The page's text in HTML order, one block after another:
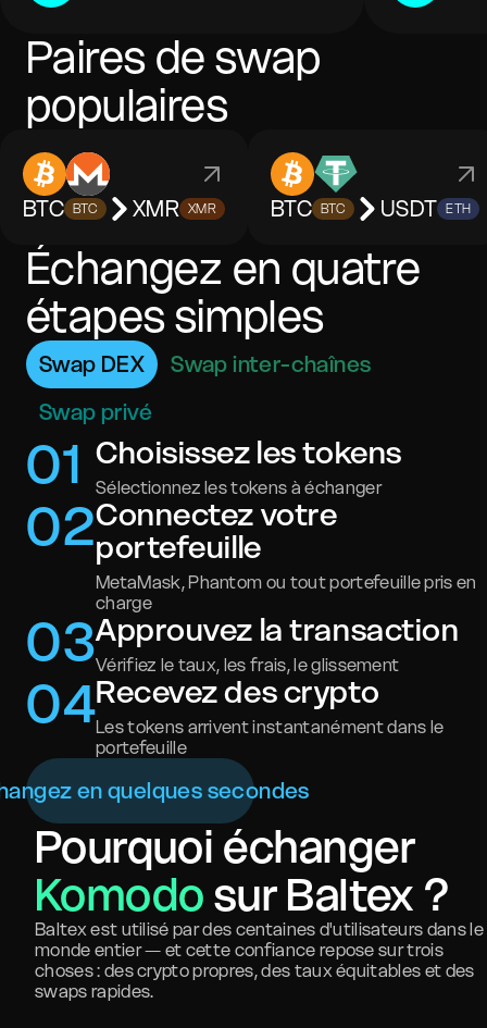
Paires de swap
populaires
BTC BTC XMR XMR BTC BTC USDT ETH
Échangez en quatre
étapes simples
Swap DEX
Swap inter-chaînes
Swap privé
01 Choisissez les tokens
Sélectionnez les tokens à échanger
02Connectez votre
portefeuille
MetaMask, Phantom ou tout portefeuille pris en
charge
03Approuvez la transaction
Vérifiez le taux, les frais, le glissement
04Recevez des crypto
Les tokens arrivent instantanément dans le
portefeuille
en quelques secondes
Pourquoi échanger
Komodosur Baltex ?
Baltex est utilisé par des centaines d'utilisateurs dans le
monde entier — et cette confiance repose sur trois
choses : des crypto propres, des taux équitables et des
swaps rapides.